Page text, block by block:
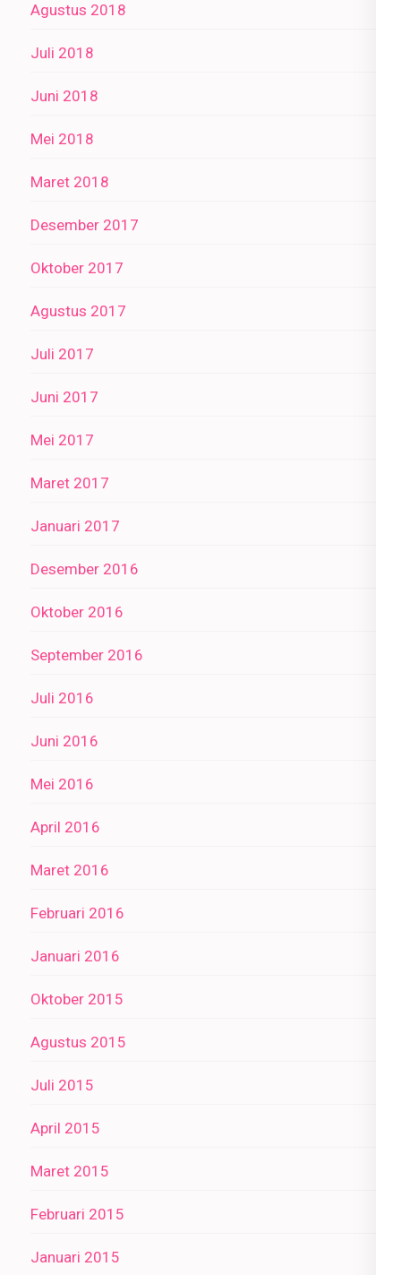
Agustus 2018
Juli 2018
Juni 2018
Mei 2018
Maret 2018
Desember 2017
Oktober 2017
Agustus 2017
Juli 2017
Juni 2017
Mei 2017
Maret 2017
Januari 2017
Desember 2016
Oktober 2016
September 2016
Juli 2016
Juni 2016
Mei 2016
April 2016
Maret 2016
Februari 2016
Januari 2016
Oktober 2015
Agustus 2015
Juli 2015
April 2015
Maret 2015
Februari 2015
Januari 2015